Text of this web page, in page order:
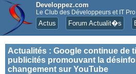
Developpez.com
Le Club des Développeurs et IT Pro
Actus Forum Actualit�s
Actualités : Google continue de
publicités promouvant la
changement sur YouTube